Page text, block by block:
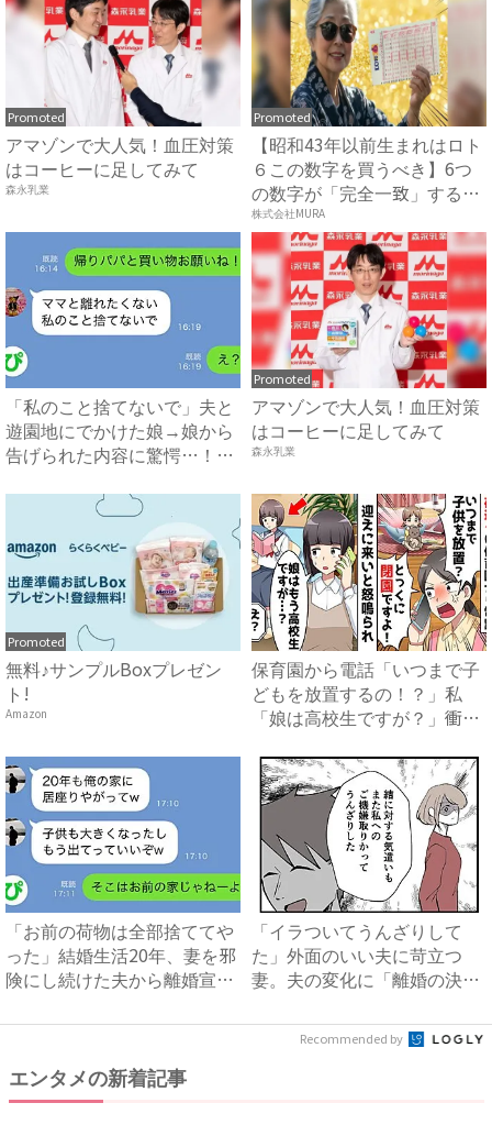
Promoted
アマゾンで大人気！血圧対策
はコーヒーに足してみて
森永乳業
Promoted
【昭和43年以前生まれはロト
６この数字を買うべき】6つ
の数字が「完全一致」する
方...
株式会社MURA
「私のこと捨てないで」夫と
遊園地にでかけた娘→娘から
告げられた内容に驚愕…！｜
Promoted
アマゾンで大人気！血圧対策
はコーヒーに足してみて
森永乳業
Promoted
無料♪サンプルBoxプレゼン
ト!
Amazon
保育園から電話「いつまで子
どもを放置するの！？」私
「娘は高校生ですが？」衝撃
「お前の荷物は全部捨ててや
った」結婚生活20年、妻を邪
険にし続けた夫から離婚宣
「イラついてうんざりして
た」外面のいい夫に苛立つ
妻。夫の変化に「離婚の決
Recommended by
エンタメの新着記事